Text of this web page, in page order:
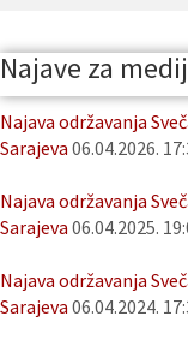
Najave za
Najava održavanja
Sarajeva 06.04.2026.
Najava održavanja
Sarajeva 06.04.2025.
Najava održavanja
Sarajeva 06.04.2024.